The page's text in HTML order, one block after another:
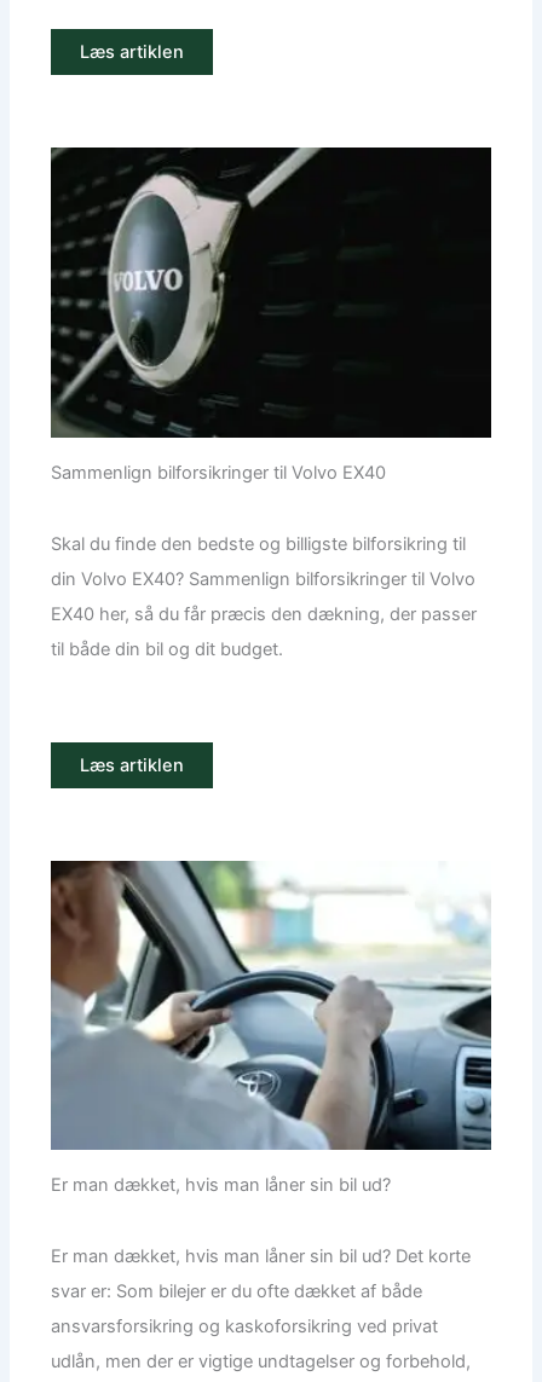
Læs artiklen
Sammenlign bilforsikringer til Volvo EX40
Skal du finde den bedste og billigste bilforsikring til
din Volvo EX40? Sammenlign bilforsikringer til Volvo
EX40 her, så du får præcis den dækning, der passer
til både din bil og dit budget.
Læs artiklen
Er man dækket, hvis man låner sin bil ud?
Er man dækket, hvis man låner sin bil ud? Det korte
svar er: Som bilejer er du ofte dækket af både
ansvarsforsikring og kaskoforsikring ved privat
udlån, men der er vigtige undtagelser og forbehold,